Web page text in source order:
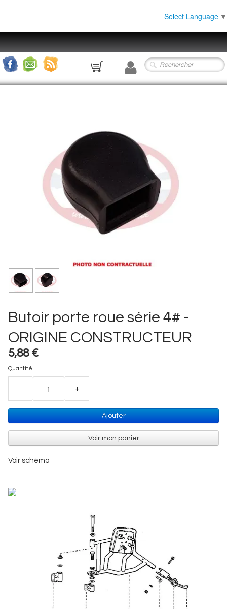
Select Language ▼
Butoir porte roue série 4# -
ORIGINE CONSTRUCTEUR
5,88 €
Quantité
− +
Ajouter
Voir mon panier
Voir schéma